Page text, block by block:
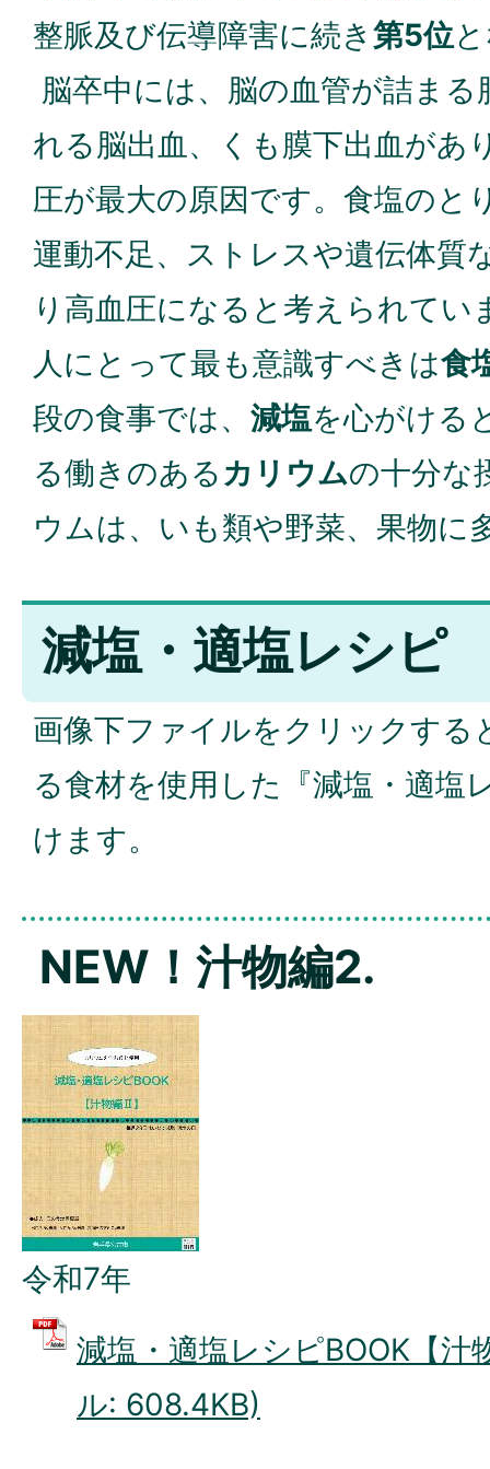
整脈及び伝導障害に続き 第5位
脳卒中には、脳の血管が詰ま
れる脳出血、くも膜下出血があ
圧が最大の原因です。食塩のと
運動不足、ストレスや遺伝体質
り高血圧になると考えられてい
人にとって最も意識すべきは食
段の食事では、 減塩を心がける
る働きのあるカリウムの十分な
ウムは、いも類や野菜、果物に
減塩・適塩レシピ
画像下ファイルをクリックする
る食材を使用した『減塩・適塩
けます。
NEW！汁物編2.
令和7年
減塩・適塩レシピBOOK【汁
ル: 608.4KB)